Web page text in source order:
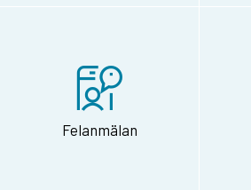
Felanmälan